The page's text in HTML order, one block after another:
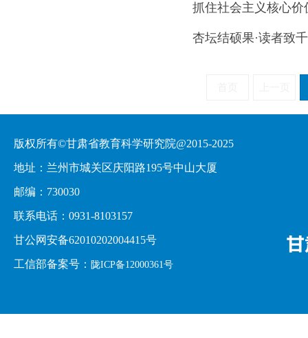
抓住社会主义核心
杏坛结硕果·读者致
版权所有©甘肃省教育科学研究院@2015-2025
地址：兰州市城关区庆阳路195号中山大厦
邮编：730030
联系电话：0931-8103157
甘公网安备62010202004415号
工信部备案号： 陇ICP备12000361号